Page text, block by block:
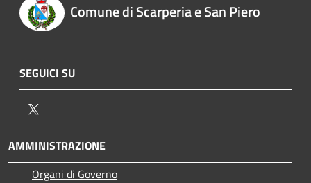
Comune di Scarperia e San Piero
SEGUICI SU
AMMINISTRAZIONE
Organi di Governo